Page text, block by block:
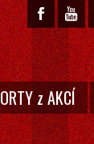
z AKCÍ